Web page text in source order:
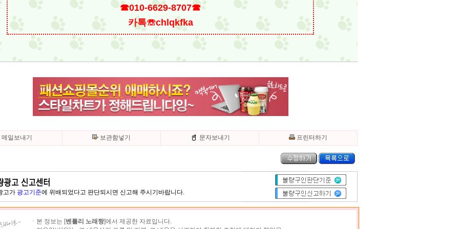
☎010-6629-8707☎
카톡☏chlqkfka
메일보내기 보관함넣기 문자보내기 프린터하기
고가 광고기준에 위배되었다고 판단되시면 신고해 주시기바랍니다.
ㆍ본 정보는 [벤틀리 노래짱]에서 제공한 자료입니다.